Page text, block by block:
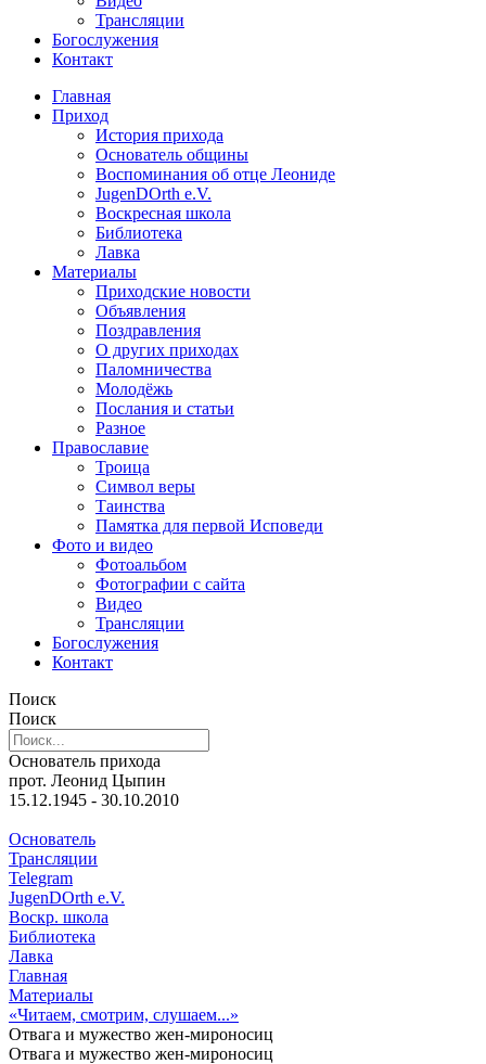
Трансляции
Богослужения
Контакт
Главная
Приход
История прихода
Основатель общины
Воспоминания об отце Леониде
JugenDOrth e.V.
Воскресная школа
Библиотека
Лавка
Материалы
Приходские новости
Объявления
Поздравления
О других приходах
Паломничества
Молодёжь
Послания и статьи
Разное
Православие
Троица
Символ веры
Таинства
Памятка для первой Исповеди
Фото и видео
Фотоальбом
Фотографии с сайта
Видео
Трансляции
Богослужения
Контакт
Поиск
Поиск
Основатель прихода
прот. Леонид Цыпин
15.12.1945 - 30.10.2010
Основатель
Трансляции
Telegram
JugenDOrth e.V.
Воскр. школа
Библиотека
Лавка
Главная
Материалы
«Читаем, смотрим, слушаем...»
Отвага и мужество жен-мироносиц
Отвага и мужество жен-мироносиц